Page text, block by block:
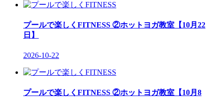
プールで楽しくFITNESS ②ホットヨガ教室【10月22
日】
2026-10-22
プールで楽しくFITNESS ②ホットヨガ教室【10月8